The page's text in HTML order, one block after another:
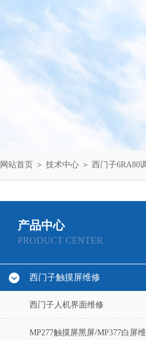
网站首页 ＞ 技术中心 ＞ 西门子6RA80
产品中心
PRODUCT CENTER
西门子触摸屏维修
西门子人机界面维修
MP277触摸屏黑屏/MP377白屏